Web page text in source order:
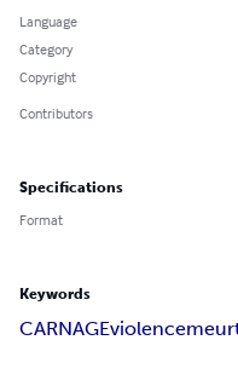
Language
Category
Copyright
Contributors
Specifications
Format
Keywords
CARNAGEviolence